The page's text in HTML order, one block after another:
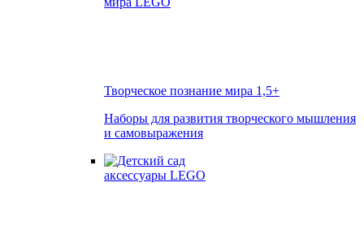
Творческое познание мира 1,5+
Наборы для развития творческого мышления
и самовыражения